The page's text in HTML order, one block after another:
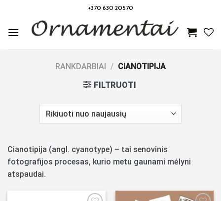
content
+370 630 20570
RANKDARBIAI / CIANOTIPIJA
FILTRUOTI
Cianotipija (angl. cyanotype) – tai senovinis
fotografijos procesas, kurio metu gaunami mėlyni
atspaudai.